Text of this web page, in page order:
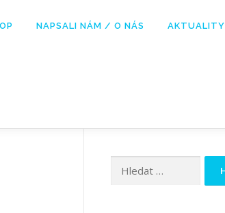
NAPSALI NÁM / O NÁS AKTUALITY